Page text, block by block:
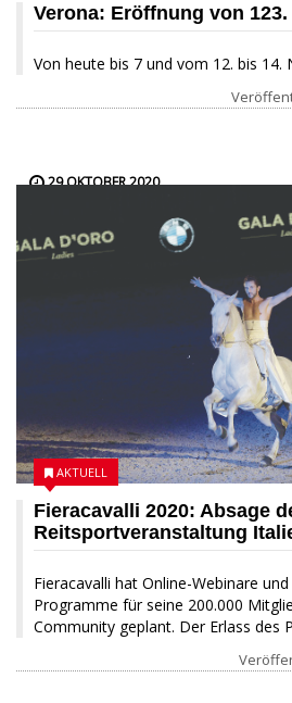
Verona: Eröffnung von
Von heute bis 7 und vom 12. bis 14.
29 OKTOBER 2020
Fieracavalli 2020: Absage
Reitsportveranstaltung
Fieracavalli hat Online-Webinare
Programme für seine 200.000
Community geplant. Der Erlass des
AKTUELL